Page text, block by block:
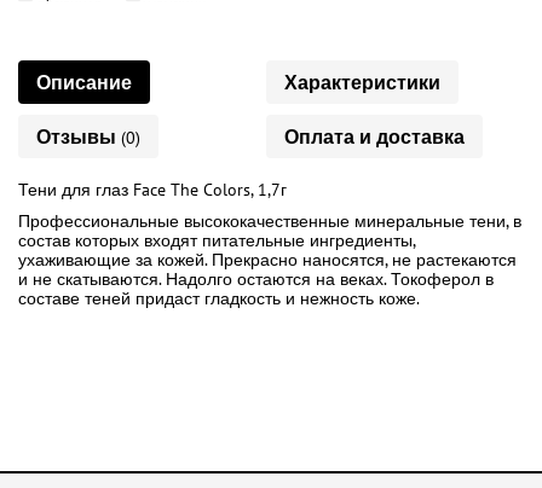
Описание Характеристики
Отзывы (0) Оплата и доставка
Тени для глаз Face The Colors, 1,7г
Профессиональные высококачественные минеральные тени, в
состав которых входят питательные ингредиенты,
ухаживающие за кожей. Прекрасно наносятся, не растекаются
и не скатываются. Надолго остаются на веках. Токоферол в
составе теней придаст гладкость и нежность коже.